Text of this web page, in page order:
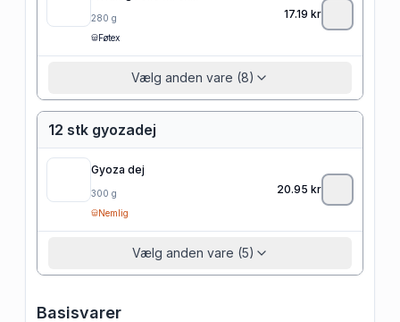
280 g
Føtex
17.19 kr
Vælg anden vare (8)
12 stk gyozadej
Gyoza dej
300 g
Nemlig
20.95 kr
Vælg anden vare (5)
Basisvarer